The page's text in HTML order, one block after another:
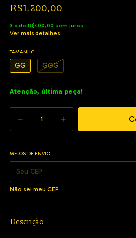
R$1.200,00
3 x de R$400,00 sem juros
Ver mais detalhes
TAMANHO
GG GGG
Atenção, última peça!
Entregas para o CEP:
MEIOS DE ENVIO
Não sei meu CEP
Descrição